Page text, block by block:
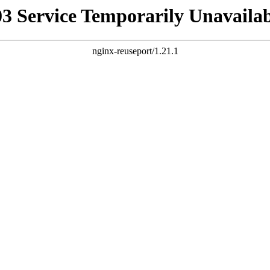
Service Temporarily
nginx-reuseport/1.21.1